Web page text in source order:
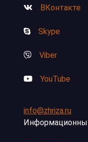
ВКонтакте
Skype
Viber
YouTube
info@zhriza.ru